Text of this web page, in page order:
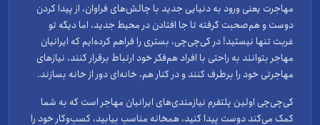
مهاجرت یعنی ورود به دنیایی جدید با چالش‌های فراوان، از پیدا کردن
دوست و هم‌صحبت گرفته تا جا افتادن در محیط جدید، اما دیگه تو
غربت تنها نیستید! در کی‌چی‌چی، بستری را فراهم کرده‌ایم که ایرانیان
مهاجر بتوانند به راحتی با افراد هم‌فکر خود ارتباط برقرار کنند، نیازهای
مهاجرتی خود را برطرف کنند و در کنار هم، خانه‌ای دور از خانه بسازند.
کی‌چی‌چی اولین پلتفرم نیازمندی‌های ایرانیان مهاجر است که به شما
کمک می‌کند دوست پیدا کنید، همخانه مناسب بیابید، کسب‌وکار خود را